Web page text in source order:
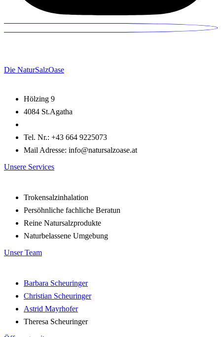
Die NaturSalzOase
Hölzing 9
4084 St.Agatha
Tel. Nr.: +43 664 9225073
Mail Adresse: info@natursalzoase.at
Unsere Services
Trokensalzinhalation
Persöhnliche fachliche Beratun
Reine Natursalzprodukte
Naturbelassene Umgebung
Unser Team
Barbara Scheuringer
Christian Scheuringer
Astrid Mayrhofer
Theresa Scheuringer